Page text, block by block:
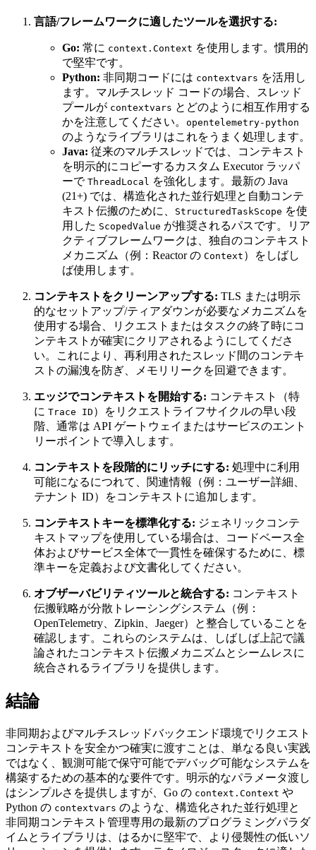
言語/フレームワークに適したツールを選択する:
Go: 常に context.Context を使用します。慣用的
で堅牢です。
Python: 非同期コードには contextvars を活用し
ます。マルチスレッド コードの場合、スレッド
プールが contextvars とどのように相互作用する
かを注意してください。 opentelemetry-python
のようなライブラリはこれをうまく処理します。
Java: 従来のマルチスレッドでは、コンテキスト
を明示的にコピーするカスタム Executor ラッパ
ーで ThreadLocal を強化します。最新の Java
(21+) では、構造化された並行処理と自動コンテ
キスト伝搬のために、
StructuredTaskScope を使
用した ScopedValue が推奨されるパスです。リア
クティブフレームワークは、独自のコンテキスト
メカニズム（例：Reactor の Context ）をしばし
ば使用します。
コンテキストをクリーンアップする: TLS または明示
的なセットアップ/ティアダウンが必要なメカニズムを
使用する場合、リクエストまたはタスクの終了時にコ
ンテキストが確実にクリアされるようにしてくださ
い。これにより、再利用されたスレッド間のコンテキ
ストの漏洩を防ぎ、メモリリークを回避できます。
エッジでコンテキストを開始する: コンテキスト（特
に Trace ID ）をリクエストライフサイクルの早い段
階、通常は API ゲートウェイまたはサービスのエント
リーポイントで導入します。
コンテキストを段階的にリッチにする: 処理中に利用
可能になるにつれて、関連情報（例：ユーザー詳細、
テナント ID）をコンテキストに追加します。
コンテキストキーを標準化する: ジェネリックコンテ
キストマップを使用している場合は、コードベース全
体およびサービス全体で一貫性を確保するために、標
準キーを定義および文書化してください。
オブザーバビリティツールと統合する: コンテキスト
伝搬戦略が分散トレーシングシステム（例：
OpenTelemetry、Zipkin、Jaeger）と整合していることを
確認します。これらのシステムは、しばしば上記で議
論されたコンテキスト伝搬メカニズムとシームレスに
統合されるライブラリを提供します。
結論
非同期およびマルチスレッドバックエンド環境でリクエスト
コンテキストを安全かつ確実に渡すことは、単なる良い実践
ではなく、観測可能で保守可能でデバッグ可能なシステムを
構築するための基本的な要件です。明示的なパラメータ渡し
はシンプルさを提供しますが、Go の context.Context や
Python の contextvars のような、構造化された並行処理と
非同期コンテキスト管理専用の最新のプログラミングパラダ
イムとライブラリは、はるかに堅牢で、より侵襲性の低いソ